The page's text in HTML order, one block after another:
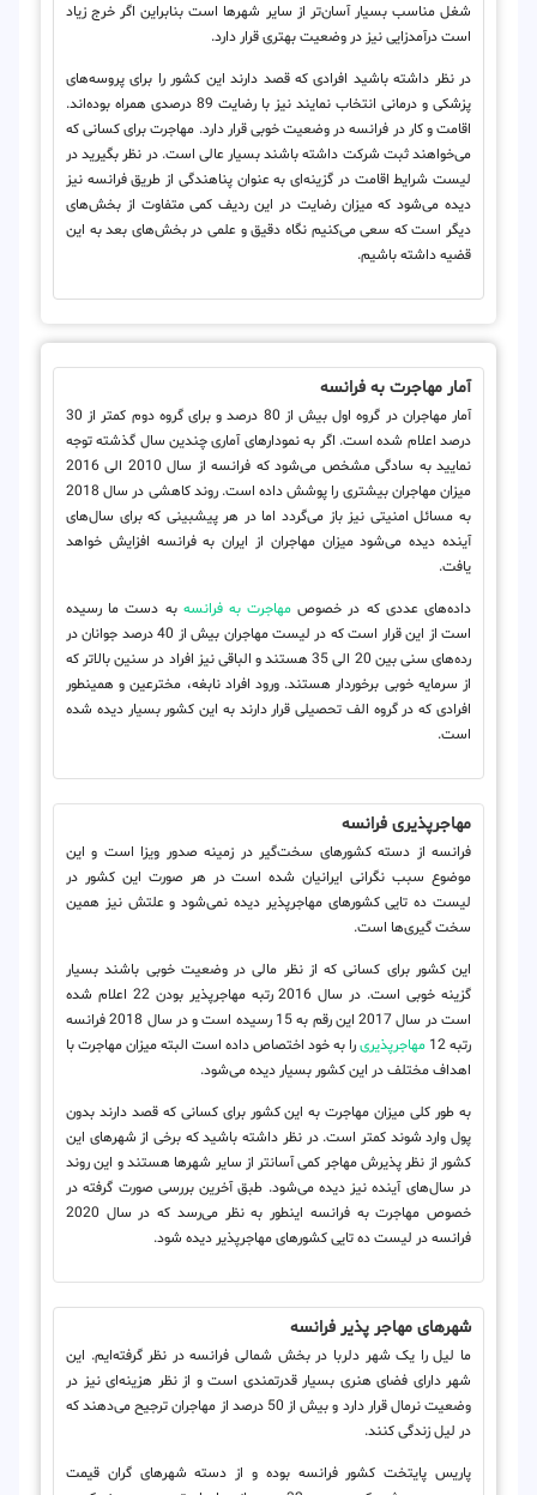
شغل مناسب بسیار آسان‌تر از سایر شهرها است بنابراین اگر خرج زیاد
است درآمدزایی نیز در وضعیت بهتری قرار دارد.
در نظر داشته باشید افرادی که قصد دارند این کشور را برای پروسه‌های
پزشکی و درمانی انتخاب نمایند نیز با رضایت 89 درصدی همراه بوده‌اند.
اقامت و کار در فرانسه در وضعیت خوبی قرار دارد. مهاجرت برای کسانی که
می‌خواهند ثبت شرکت داشته باشند بسیار عالی است. در نظر بگیرید در
لیست شرایط اقامت در گزینه‌ای به عنوان پناهندگی از طریق فرانسه نیز
دیده می‌شود که میزان رضایت در این ردیف کمی متفاوت از بخش‌های
دیگر است که سعی می‌کنیم نگاه دقیق و علمی در بخش‌های بعد به این
قضیه داشته باشیم.
آمار مهاجرت به فرانسه
آمار مهاجران در گروه اول بیش از 80 درصد و برای گروه دوم کمتر از 30
درصد اعلام شده است. اگر به نمودارهای آماری چندین سال گذشته توجه
نمایید به سادگی مشخص می‌شود که فرانسه از سال 2010 الی 2016
میزان مهاجران بیشتری را پوشش داده است. روند کاهشی در سال 2018
به مسائل امنیتی نیز باز می‌گردد اما در هر پیشبینی که برای سال‌های
آینده دیده می‌شود میزان مهاجران از ایران به فرانسه افزایش خواهد
یافت.
داده‌های عددی که در خصوص مهاجرت به فرانسه به دست ما رسیده
است از این قرار است که در لیست مهاجران بیش از 40 درصد جوانان در
رده‌های سنی بین 20 الی 35 هستند و الباقی نیز افراد در سنین بالاتر که
از سرمایه خوبی برخوردار هستند. ورود افراد نابغه، مخترعین و همینطور
افرادی که در گروه الف تحصیلی قرار دارند به این کشور بسیار دیده شده
است.
مهاجرپذیری فرانسه
فرانسه از دسته کشورهای سخت‌گیر در زمینه صدور ویزا است و این
موضوع سبب نگرانی ایرانیان شده است در هر صورت این کشور در
لیست ده تایی کشورهای مهاجرپذیر دیده نمی‌شود و علتش نیز همین
سخت گیری‌ها است.
این کشور برای کسانی که از نظر مالی در وضعیت خوبی باشند بسیار
گزینه خوبی است. در سال 2016 رتبه مهاجرپذیر بودن 22 اعلام شده
است در سال 2017 این رقم به 15 رسیده است و در سال 2018 فرانسه
رتبه 12
مهاجرپذیریرا به خود اختصاص داده است البته میزان مهاجرت با
اهداف مختلف در این کشور بسیار دیده می‌شود.
به طور کلی میزان مهاجرت به این کشور برای کسانی که قصد دارند بدون
پول وارد شوند کمتر است. در نظر داشته باشید که برخی از شهرهای این
کشور از نظر پذیرش مهاجر کمی آسانتر از سایر شهرها هستند و این روند
در سال‌های آینده نیز دیده می‌شود. طبق آخرین بررسی صورت گرفته در
خصوص مهاجرت به فرانسه اینطور به نظر می‌رسد که در سال 2020
فرانسه در لیست ده تایی کشورهای مهاجرپذیر دیده شود.
شهرهای مهاجر پذیر فرانسه
ما لیل را یک شهر دلربا در بخش شمالی فرانسه در نظر گرفته‌ایم. این
شهر دارای فضای هنری بسیار قدرتمندی است و از نظر هزینه‌ای نیز در
وضعیت نرمال قرار دارد و بیش از 50 درصد از مهاجران ترجیح می‌دهند که
در لیل زندگی کنند.
پاریس پایتخت کشور فرانسه بوده و از دسته شهرهای گران قیمت